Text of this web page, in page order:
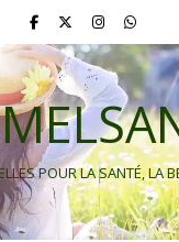
POUR LA SANTÉ, LA